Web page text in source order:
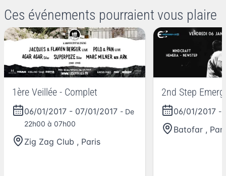
Ces événements pourraient vous plaire
1ère Veillée - Complet
06/01/2017 - 07/01/2017 - De
22h00 à 07h00
Zig Zag Club , Paris
2nd Step
06/01/2017 -
Batofar ,